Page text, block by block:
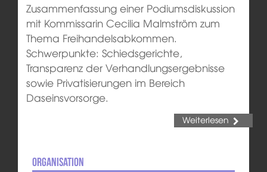
Zusammenfassung einer Podiumsdiskussion
mit Kommissarin Cecilia Malmström zum
Thema Freihandelsabkommen.
Schwerpunkte: Schiedsgerichte,
Transparenz der Verhandlungsergebnisse
sowie Privatisierungen im Bereich
Daseinsvorsorge.
Weiterlesen
Organisation